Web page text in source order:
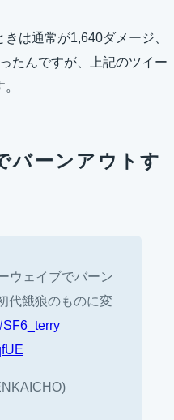
は通常が1,640ダメージ、
たんですが、上記のツイー
バーンアウトす
ウェイブでバーン
代餓狼のものに変